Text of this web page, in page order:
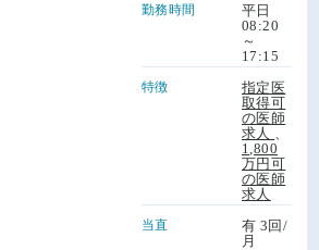
勤務時間
平日
08:20
～
17:15
特徴
指定医
取得可
の医師
求人
1,800
万円可
の医師
求人
当直
有 3回/
月